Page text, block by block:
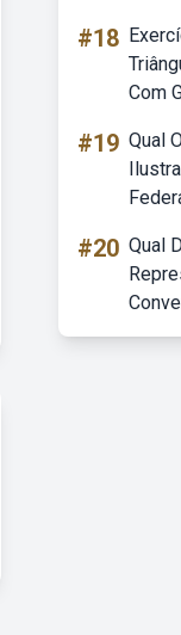
#18
Com
#19 Qual
#20 Qual